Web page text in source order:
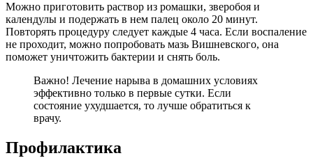
Можно приготовить раствор из ромашки, зверобоя и
календулы и подержать в нем палец около 20 минут.
Повторять процедуру следует каждые 4 часа. Если воспаление
не проходит, можно попробовать мазь Вишневского, она
поможет уничтожить бактерии и снять боль.
Важно! Лечение нарыва в домашних условиях
эффективно только в первые сутки. Если
состояние ухудшается, то лучше обратиться к
врачу.
Профилактика